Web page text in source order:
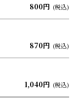
800円 (税込)
870円 (税込)
1,040円 (税込)